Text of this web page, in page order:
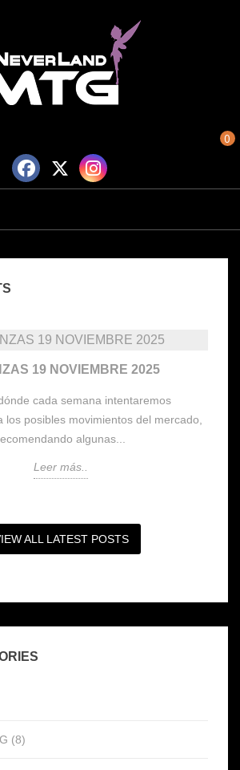
0
19 NOVIEMBRE 2025
cada semana intentaremos
los posibles movimientos del mercado,
algunas...
Leer más..
ALL LATEST POSTS
(8)